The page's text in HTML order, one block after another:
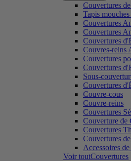
Couvertures
Tapis
Couvertures
Couvertures
Couvertures
Couvres-reins
Couvertures
Couvertures
Sous-
Couvertures
Couvre-cous
Couvre-reins
Couvertures
Couverture de
Couvertures
Couvertures
Accessoires
Voir toutCouvertures